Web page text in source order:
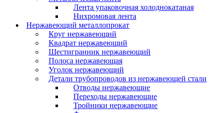
Лента упаковочная холоднокатаная
Нихромовая лента
Нержавеющий металлопрокат
Круг нержавеющий
Квадрат нержавеющий
Шестигранник нержавеющий
Полоса нержавеющая
Уголок нержавеющий
Детали трубопроводов из нержавеющей стали
Отводы нержавеющие
Переходы нержавеющие
Тройники нержавеющие